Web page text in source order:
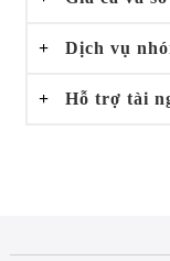
+ Dịch vụ
+ Hỗ trợ tài